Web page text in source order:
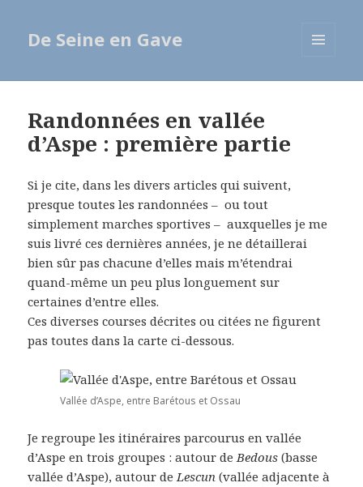
De Seine en Gave
Randonnées en vallée
d’Aspe : première partie
Si je cite, dans les divers articles qui suivent,
presque toutes les randonnées – ou tout
simplement marches sportives – auxquelles je me
suis livré ces dernières années, je ne détaillerai
bien sûr pas chacune d’elles mais m’étendrai
quand-même un peu plus longuement sur
certaines d’entre elles.
Ces diverses courses décrites ou citées ne figurent
pas toutes dans la carte ci-dessous.
Vallée d’Aspe, entre Barétous et Ossau
Je regroupe les itinéraires parcourus en vallée
d’Aspe en trois groupes : autour deBedous (basse
vallée d’Aspe), autour deLescun (vallée adjacente à